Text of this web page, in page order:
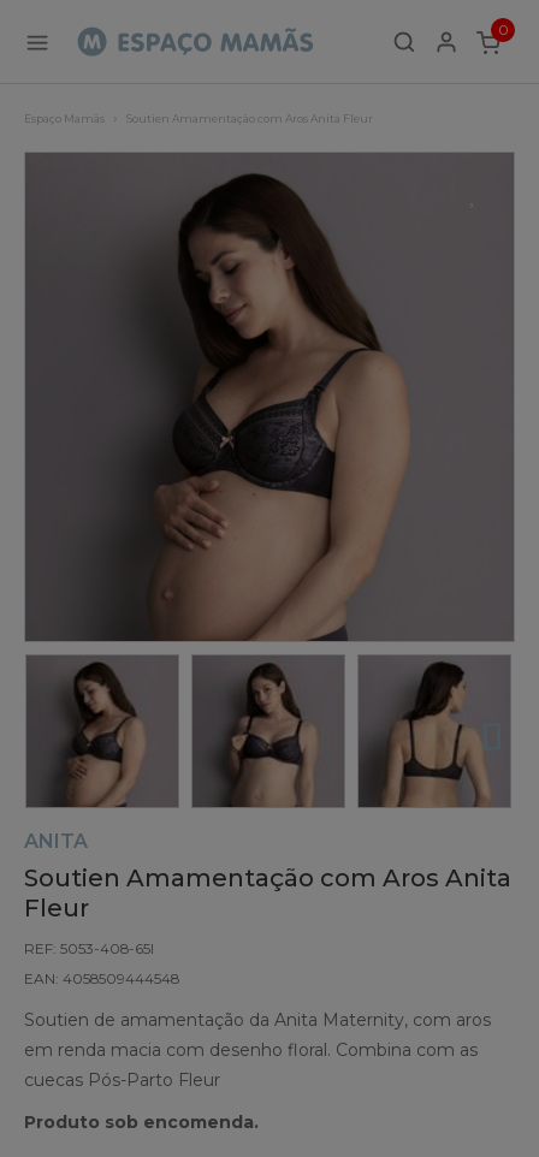
0
ITEMS
Espaço Mamãs Soutien Amamentação com Aros Anita Fleur
ANITA
Soutien Amamentação com Aros Anita
Fleur
REF: 5053-408-65I
EAN: 4058509444548
Soutien de amamentação da Anita Maternity, com aros
em renda macia com desenho floral. Combina com as
cuecas Pós-Parto Fleur
Produto sob encomenda.